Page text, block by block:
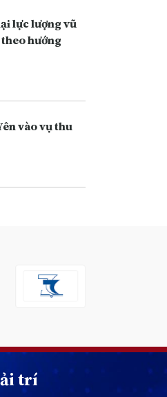
lực lượng vũ
hướng
vào vụ thu
trí